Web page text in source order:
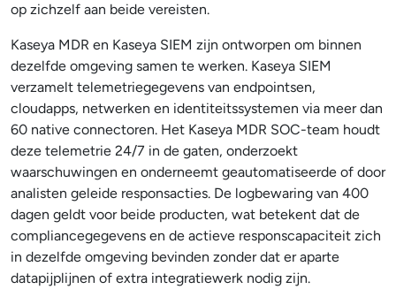
op zichzelf aan beide vereisten.
Kaseya MDR en Kaseya SIEM zijn ontworpen om binnen
dezelfde omgeving samen te werken. Kaseya SIEM
verzamelt telemetriegegevens van endpointsen,
cloudapps, netwerken en identiteitssystemen via meer dan
60 native connectoren. Het Kaseya MDR SOC-team houdt
deze telemetrie 24/7 in de gaten, onderzoekt
waarschuwingen en onderneemt geautomatiseerde of door
analisten geleide responsacties. De logbewaring van 400
dagen geldt voor beide producten, wat betekent dat de
compliancegegevens en de actieve responscapaciteit zich
in dezelfde omgeving bevinden zonder dat er aparte
datapijplijnen of extra integratiewerk nodig zijn.